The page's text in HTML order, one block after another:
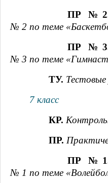
ПР
№ 2 по теме
ПР
№ 3 по теме
ТУ.
7 класс
КР.
ПР.
ПР
№ 1 по теме